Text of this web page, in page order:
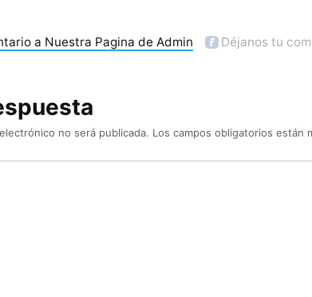
a Nuestra Pagina de Admin Déjanos tu
no será publicada. Los campos obligatorios están